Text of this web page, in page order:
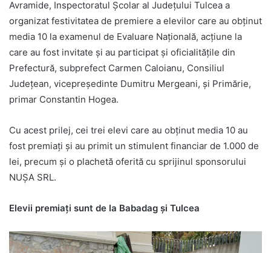
Avramide, Inspectoratul Şcolar al Judeţului Tulcea a
organizat festivitatea de premiere a elevilor care au obținut
media 10 la examenul de Evaluare Națională, acțiune la
care au fost invitate şi au participat şi oficialităţile din
Prefectură, subprefect Carmen Caloianu, Consiliul
Judeţean, vicepreşedinte Dumitru Mergeani, şi Primărie,
primar Constantin Hogea.
Cu acest prilej, cei trei elevi care au obținut media 10 au
fost premiați și au primit un stimulent financiar de 1.000 de
lei, precum și o plachetă oferită cu sprijinul sponsorului
NUŞA SRL.
Elevii premiaţi sunt de la Babadag şi Tulcea